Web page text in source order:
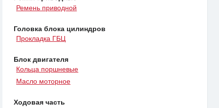
Ремень приводной
Головка блока цилиндров
Прокладка ГБЦ
Блок двигателя
Кольца поршневые
Масло моторное
Ходовая часть